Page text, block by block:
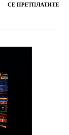
СЕ ПРЕТПЛАТИТЕ